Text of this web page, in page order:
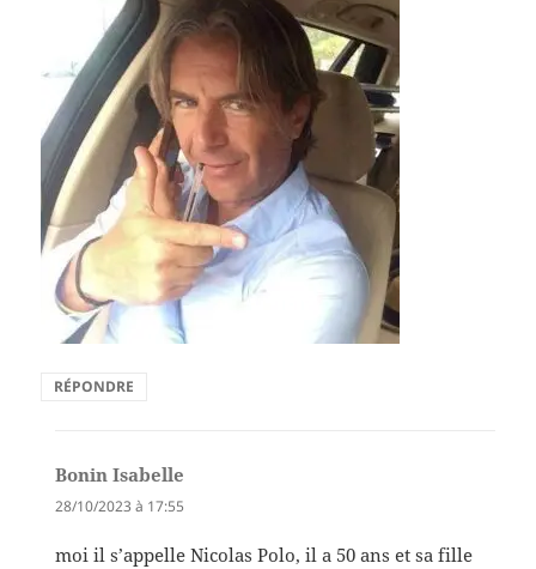
RÉPONDRE
Bonin Isabelle
28/10/2023 à 17:55
moi il s’appelle Nicolas Polo, il a 50 ans et sa fille